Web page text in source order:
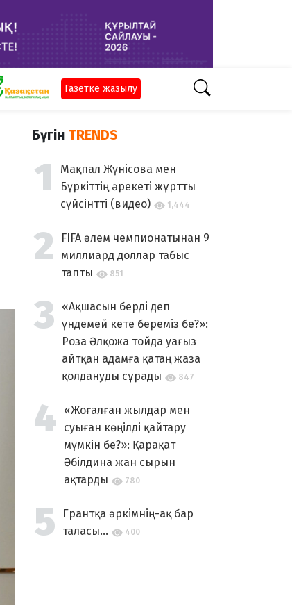
Газетке жазылу
Бүгін TRENDS
Мақпал Жүнісова мен
Бүркіттің әрекеті жұртты
сүйсінтті (видео)
1,444
FIFA әлем чемпионатынан 9
миллиард доллар табыс
тапты
851
«Ақшасын берді деп
үндемей кете береміз бе?»:
Роза Әлқожа тойда уағыз
айтқан адамға қатаң жаза
қолдануды сұрады
847
«Жоғалған жылдар мен
суыған көңілді қайтару
мүмкін бе?»: Қарақат
Әбілдина жан сырын
ақтарды
780
Грантқа әркімнің-ақ бар
таласы...
400